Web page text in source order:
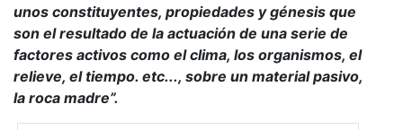
unos constituyentes, propiedades y génesis que
son el resultado de la actuación de una serie de
factores activos como el clima, los organismos, el
relieve, el tiempo. etc..., sobre un material pasivo,
la roca madre”.